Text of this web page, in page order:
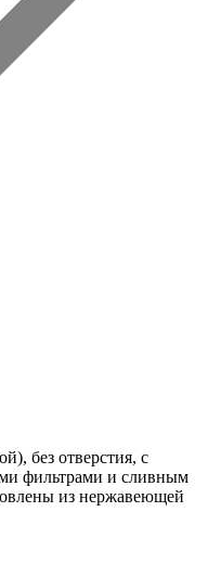
без отверстия, с
фильтрами и сливным
из нержавеющей